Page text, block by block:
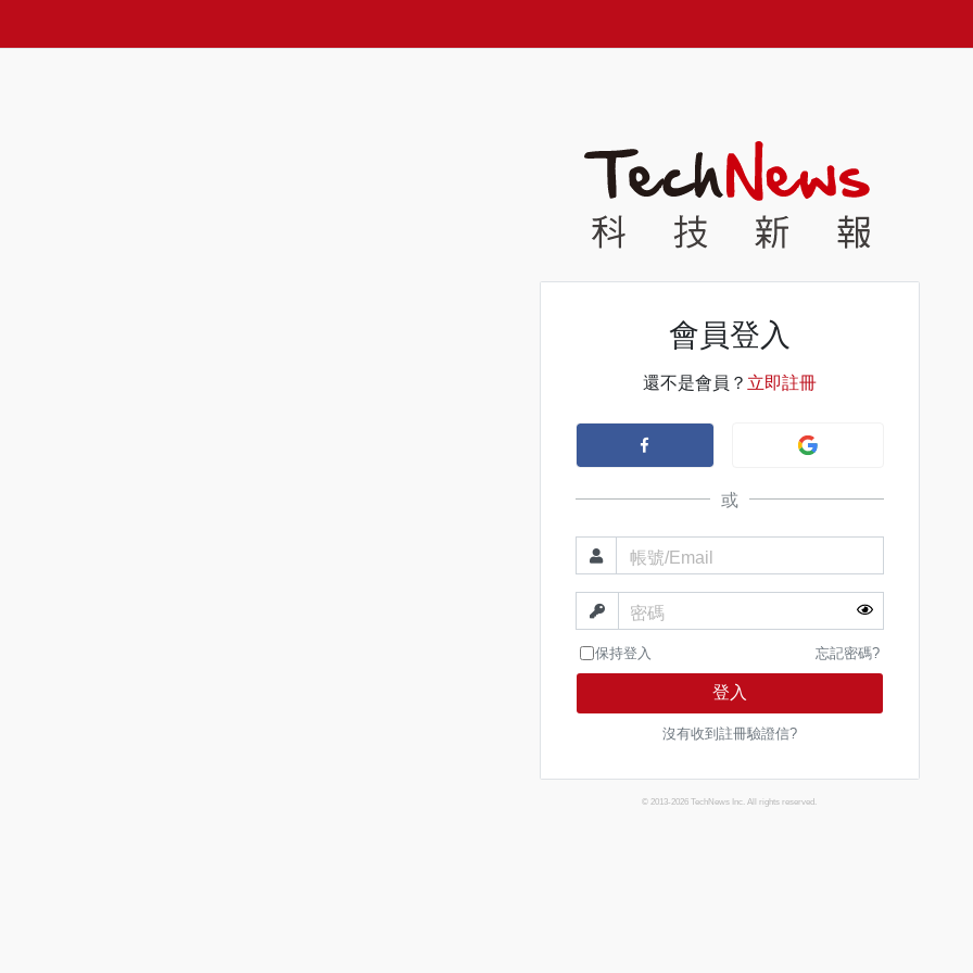
會員登入
還不是會員？ 立即註冊
或
帳號/Email
密碼
保持登入 忘記密碼?
登入
沒有收到註冊驗證信?
© 2013-2026 TechNews Inc. All rights reserved.